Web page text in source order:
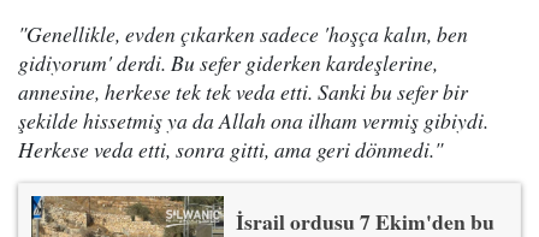
"Genellikle, evden çıkarken sadece 'hoşça kalın, ben
gidiyorum' derdi. Bu sefer giderken kardeşlerine,
annesine, herkese tek tek veda etti. Sanki bu sefer bir
şekilde hissetmiş ya da Allah ona ilham vermiş gibiydi.
Herkese veda etti, sonra gitti, ama geri dönmedi."
İsrail ordusu 7 Ekim'den bu